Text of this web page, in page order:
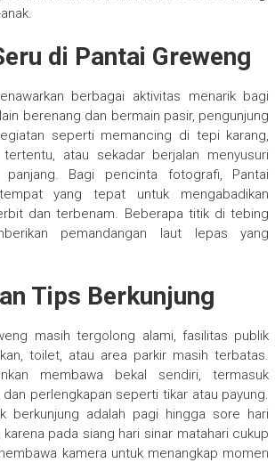
di Pantai Greweng
berbagai aktivitas menarik bagi
berenang dan bermain pasir, pengunjung
seperti memancing di tepi karang,
atau sekadar berjalan menyusuri
Bagi pencinta fotografi, Pantai
yang tepat untuk mengabadikan
dan terbenam. Beberapa titik di tebing
pemandangan laut lepas yang
Tips Berkunjung
masih tergolong alami, fasilitas publik
toilet, atau area parkir masih terbatas.
membawa bekal sendiri, termasuk
dan perlengkapan seperti tikar atau payung.
berkunjung adalah pagi hingga sore hari
pada siang hari sinar matahari cukup
kamera untuk menangkap momen